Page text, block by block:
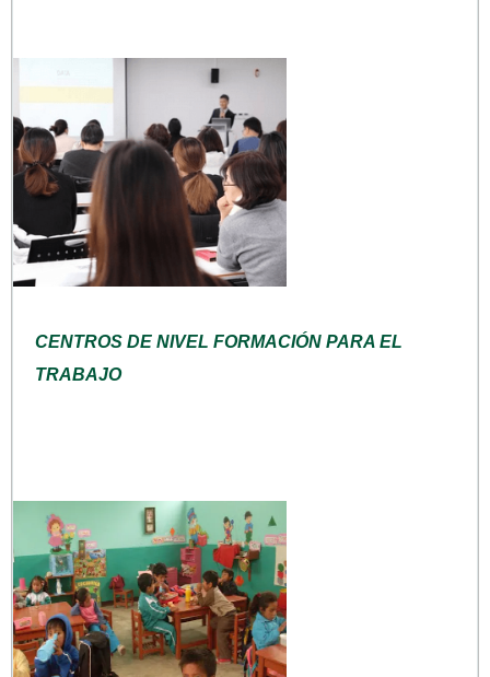
CENTROS DE NIVEL FORMACIÓN PARA EL
TRABAJO